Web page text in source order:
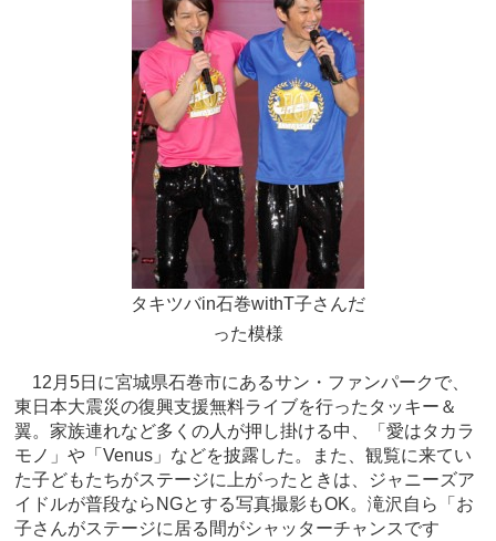
タキツバin石巻withT子さんだ
った模様
12月5日に宮城県石巻市にあるサン・ファンパークで、
東日本大震災の復興支援無料ライブを行ったタッキー＆
翼。家族連れなど多くの人が押し掛ける中、「愛はタカラ
モノ」や「Venus」などを披露した。また、観覧に来てい
た子どもたちがステージに上がったときは、ジャニーズア
イドルが普段ならNGとする写真撮影もOK。滝沢自ら「お
子さんがステージに居る間がシャッターチャンスです